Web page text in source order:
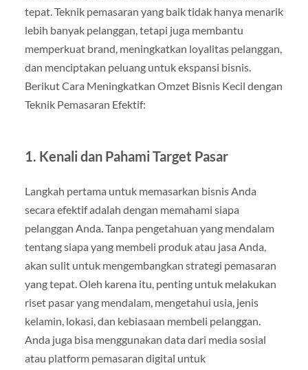
tepat. Teknik pemasaran yang baik tidak hanya menarik
lebih banyak pelanggan, tetapi juga membantu
memperkuat brand, meningkatkan loyalitas pelanggan,
dan menciptakan peluang untuk ekspansi bisnis.
Berikut Cara Meningkatkan Omzet Bisnis Kecil dengan
Teknik Pemasaran Efektif:
1. Kenali dan Pahami Target Pasar
Langkah pertama untuk memasarkan bisnis Anda
secara efektif adalah dengan memahami siapa
pelanggan Anda. Tanpa pengetahuan yang mendalam
tentang siapa yang membeli produk atau jasa Anda,
akan sulit untuk mengembangkan strategi pemasaran
yang tepat. Oleh karena itu, penting untuk melakukan
riset pasar yang mendalam, mengetahui usia, jenis
kelamin, lokasi, dan kebiasaan membeli pelanggan.
Anda juga bisa menggunakan data dari media sosial
atau platform pemasaran digital untuk